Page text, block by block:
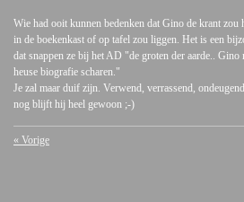
Wie had ooit kunnen bedenken dat Gino de krant zou
in de boekenkast of op tafel zou liggen. Het is een
dat snappen ze bij het AD "de groten der aarde..
heuse biografie scharen."
Je zal maar duif zijn. Verwend, verrassend,
nog blijft hij heel gewoon ;-)
« Vorige